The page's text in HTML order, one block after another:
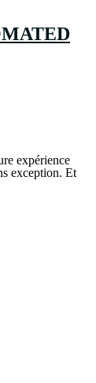
expérience
exception. Et